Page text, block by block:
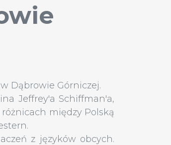
Dąbrowie Górniczej.
Jeffrey'a Schiffman'a,
między Polską
z języków obcych.